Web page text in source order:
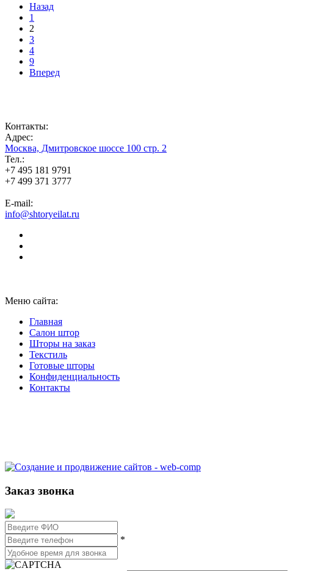
Назад
1
2
3
4
9
Вперед
Контакты:
Адрес:
Москва, Дмитровское шоссе 100 стр. 2
Тел.:
+7 495 181 9791
+7 499 371 3777
E-mail:
info@shtoryeilat.ru
Меню сайта:
Главная
Салон штор
Шторы на заказ
Текстиль
Готовые шторы
Конфиденциальность
Контакты
Заказ звонка
*